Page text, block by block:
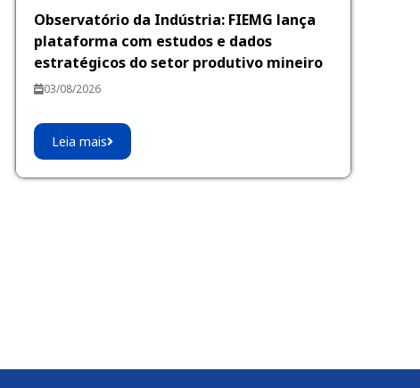
Observatório da Indústria: FIEMG lança
plataforma com estudos e dados
estratégicos do setor produtivo mineiro
03/08/2026
Leia mais